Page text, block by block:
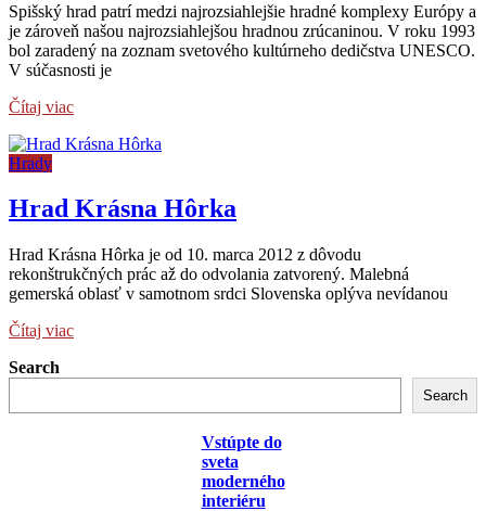
Spišský hrad patrí medzi najrozsiahlejšie hradné komplexy Európy a
je zároveň našou najrozsiahlejšou hradnou zrúcaninou. V roku 1993
bol zaradený na zoznam svetového kultúrneho dedičstva UNESCO.
V súčasnosti je
Čítaj viac
Hrady
Hrad Krásna Hôrka
Hrad Krásna Hôrka je od 10. marca 2012 z dôvodu
rekonštrukčných prác až do odvolania zatvorený. Malebná
gemerská oblasť v samotnom srdci Slovenska oplýva nevídanou
Čítaj viac
Search
Search
Vstúpte do
sveta
moderného
interiéru